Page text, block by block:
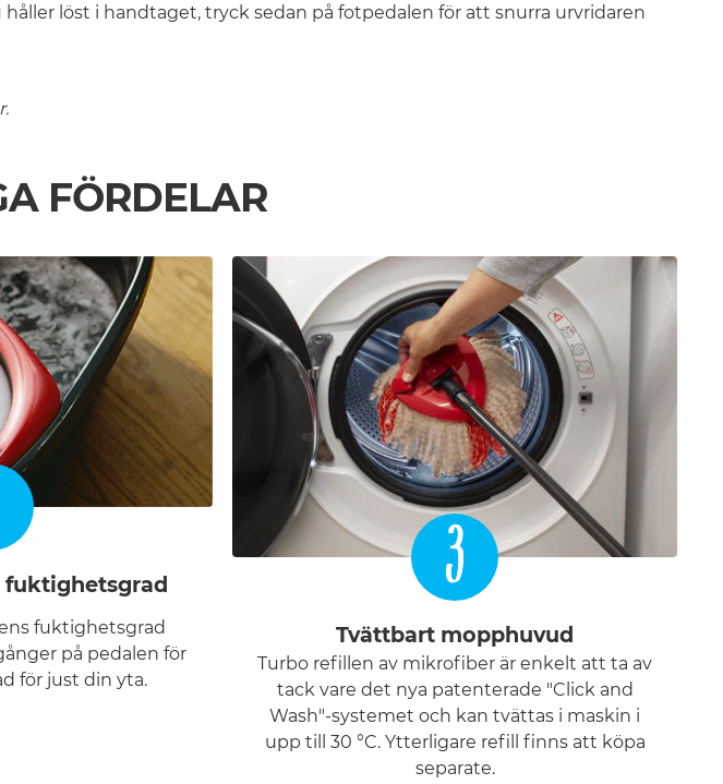
löst i handtaget, tryck sedan på fotpedalen för att snurra urvridaren
FÖRDELAR
fuktighetsgrad
fuktighetsgrad
på pedalen för
för just din yta.
3
Tvättbart mopphuvud
Turbo refillen av mikrofiber är enkelt att ta av
tack vare det nya patenterade "Click and
Wash"-systemet och kan tvättas i maskin i
upp till 30 °C. Ytterligare refill finns att köpa
separate.